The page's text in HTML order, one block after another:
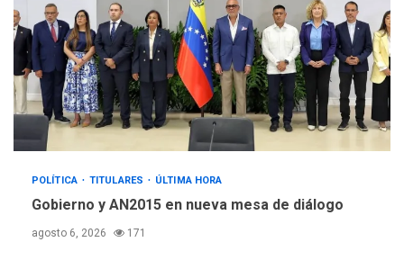
POLÍTICA TITULARES ÚLTIMA HORA
Gobierno y AN2015 en nueva mesa de diálogo
agosto 6, 2026 171